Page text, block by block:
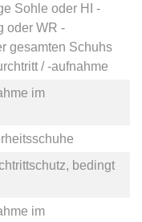
Sohle oder HI -
oder WR -
gesamten Schuhs
/ -aufnahme
im
bedingt
im